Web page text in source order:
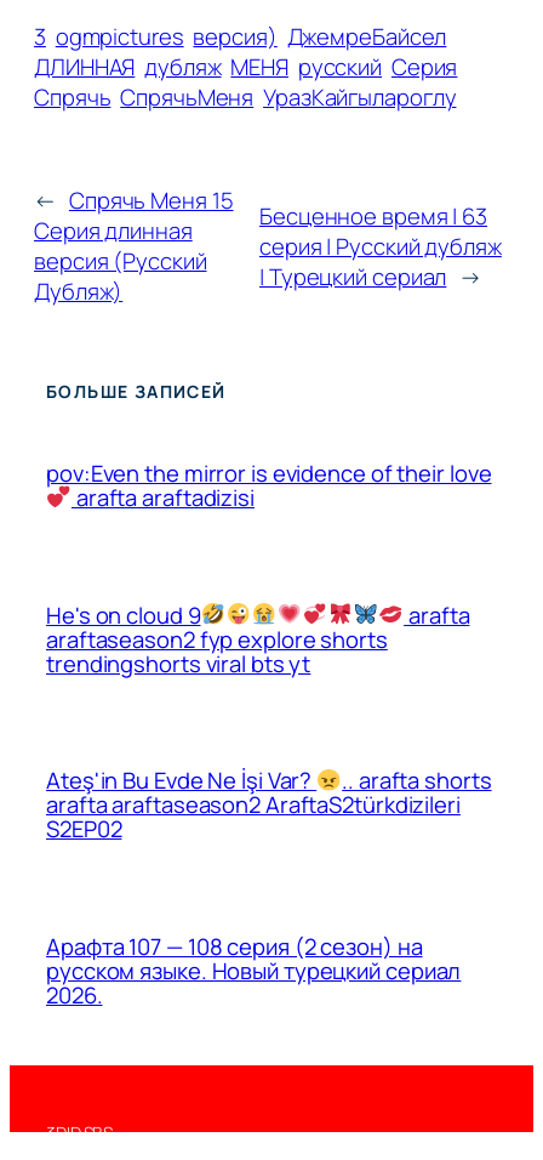
3 ogmpictures версия) ДжемреБайсел
ДЛИННАЯ дубляж МЕНЯ русский Серия
Спрячь СпрячьМеня УразКайгылароглу
← Спрячь Меня 15
Серия длинная
версия (Русский
Дубляж)
Бесценное время | 63
серия | Русский дубляж
| Турецкий сериал →
БОЛЬШЕ ЗАПИСЕЙ
pov:Even the mirror is evidence of their love
arafta araftadizisi
He's on cloud 9 arafta
araftaseason2 fyp explore shorts
trendingshorts viral bts yt
Ateş'in Bu Evde Ne İşi Var? .. arafta shorts
arafta araftaseason2 AraftaS2türkdizileri
S2EP02
Арафта 107 — 108 серия (2 сезон) на
русском языке. Новый турецкий сериал
2026.
3DID.SBS